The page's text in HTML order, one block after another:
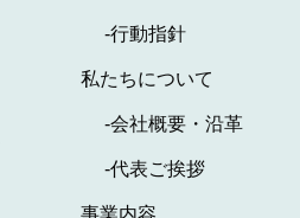
-行動指針
私たちについて
-会社概要・沿革
-代表ご挨拶
事業内容